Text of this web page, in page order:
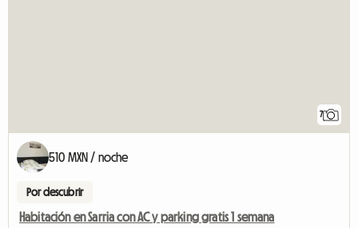
7
510 MXN / noche
Por descubrir
Habitación en Sarria con AC y parking gratis 1 semana